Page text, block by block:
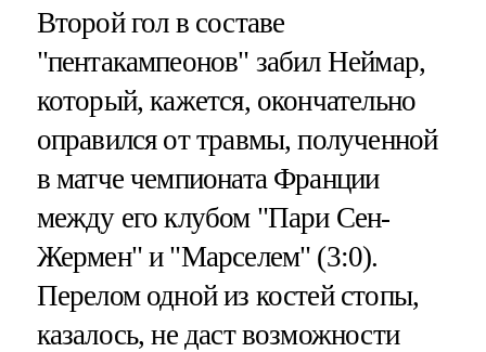
Второй гол в составе
"пентакампеонов" забил Неймар,
который, кажется, окончательно
оправился от травмы, полученной
в матче чемпионата Франции
между его клубом "Пари Сен-
Жермен" и "Марселем" (3:0).
Перелом одной из костей стопы,
казалось, не даст возможности